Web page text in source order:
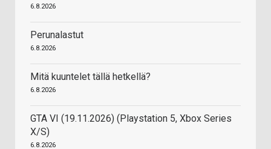
6.8.2026
Perunalastut
6.8.2026
Mitä kuuntelet tällä hetkellä?
6.8.2026
GTA VI (19.11.2026) (Playstation 5, Xbox Series
X/S)
6.8.2026